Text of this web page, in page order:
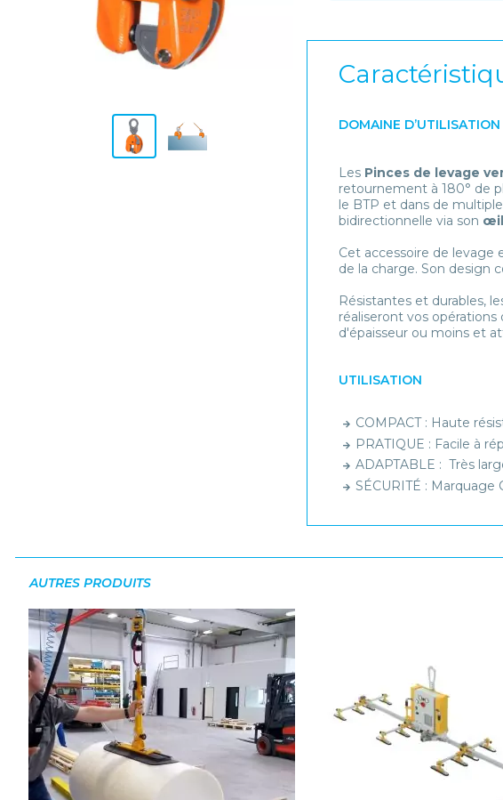
DOMAINE D’UTILISATION
Les Pinces de levage
retournement à 180° de
le BTP et dans de
bidirectionnelle via son
Cet accessoire de levage
de la charge. Son design
Résistantes et durables,
réaliseront vos
d'épaisseur ou moins et
UTILISATION
COMPACT : Haute
PRATIQUE : Facile à
ADAPTABLE : Très
SÉCURITÉ :
AUTRES PRODUITS